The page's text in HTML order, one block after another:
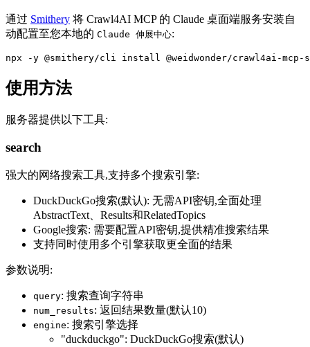
通过 Smithery 将 Crawl4AI MCP 的 Claude 桌面端服务安装自
动配置至您本地的 Claude 伸展中心:
使用方法
服务器提供以下工具:
search
强大的网络搜索工具,支持多个搜索引擎:
DuckDuckGo搜索(默认): 无需API密钥,全面处理
AbstractText、Results和RelatedTopics
Google搜索: 需要配置API密钥,提供精准搜索结果
支持同时使用多个引擎获取更全面的结果
参数说明:
query: 搜索查询字符串
num_results: 返回结果数量(默认10)
engine: 搜索引擎选择
"duckduckgo": DuckDuckGo搜索(默认)